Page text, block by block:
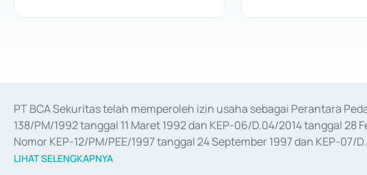
PT BCA Sekuritas telah memperoleh izin usaha sebagai Perantara
138/PM/1992 tanggal 11 Maret 1992 dan KEP-06/D.04/2014 tanggal
Nomor KEP-12/PM/PEE/1997 tanggal 24 September 1997 dan KEP-
merger, akuisisi, divestasi, dan
LIHAT SELENGKAPNYA